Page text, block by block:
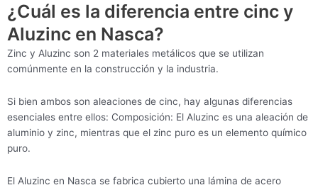
¿Cuál es la diferencia entre cinc y
Aluzinc en Nasca?
Zinc y Aluzinc son 2 materiales metálicos que se utilizan
comúnmente en la construcción y la industria.
Si bien ambos son aleaciones de cinc, hay algunas diferencias
esenciales entre ellos: Composición: El Aluzinc es una aleación de
aluminio y zinc, mientras que el zinc puro es un elemento químico
puro.
El Aluzinc en Nasca se fabrica cubierto una lámina de acero